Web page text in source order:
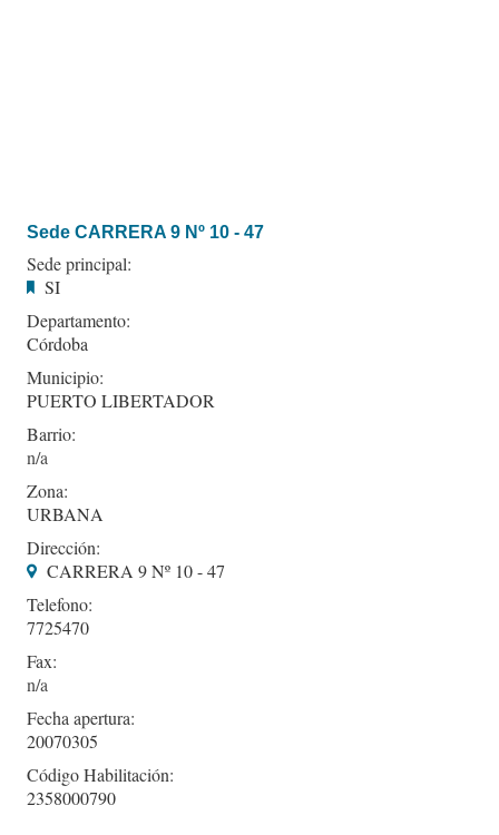
Sede CARRERA 9 Nº 10 - 47
Sede principal:
SI
Departamento:
Córdoba
Municipio:
PUERTO LIBERTADOR
Barrio:
Zona:
URBANA
Dirección:
CARRERA 9 Nº 10 - 47
Telefono:
7725470
Fax:
Fecha apertura:
20070305
Código Habilitación:
2358000790